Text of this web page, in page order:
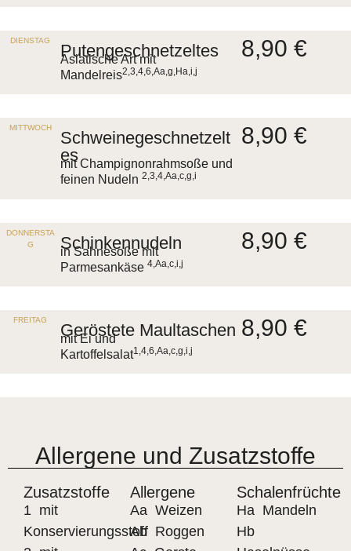
DIENSTAG
Putengeschnetzeltes
Asiatische Art mit
Mandelreis2,3,4,6,Aa,g,Ha,i,j
8,90 €
MITTWOCH
Schweinegeschnetzelt
es
mit Champignonrahmsoße und
feinen Nudeln2,3,4,Aa,c,g,i
8,90 €
DONNERSTA
G
Schinkennudeln
in Sahnesoße mit
Parmesankäse4,Aa,c,i,j
8,90 €
FREITAG
Geröstete Maultaschen
mit Ei und
Kartoffelsalat1,4,6,Aa,c,g,i,j
8,90 €
Allergene und Zusatzstoffe
Zusatzstoffe
1 mit
Konservierungsstoff
Allergene
Aa Weizen
Ab Roggen
Schalenfrüchte
Ha Mandeln
Hb